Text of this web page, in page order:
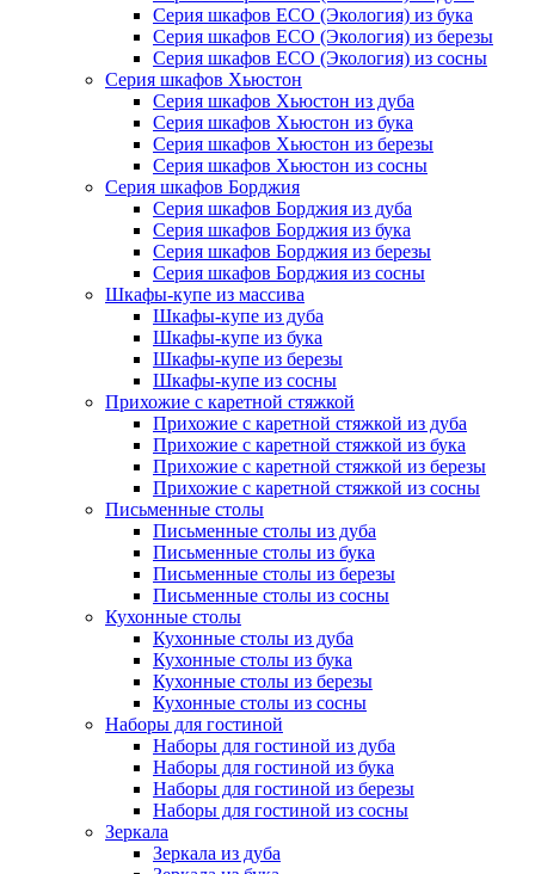
Серия шкафов ECO (Экология) из бука
Серия шкафов ECO (Экология) из березы
Серия шкафов ECO (Экология) из сосны
Серия шкафов Хьюстон
Серия шкафов Хьюстон из дуба
Серия шкафов Хьюстон из бука
Серия шкафов Хьюстон из березы
Серия шкафов Хьюстон из сосны
Серия шкафов Борджия
Серия шкафов Борджия из дуба
Серия шкафов Борджия из бука
Серия шкафов Борджия из березы
Серия шкафов Борджия из сосны
Шкафы-купе из массива
Шкафы-купе из дуба
Шкафы-купе из бука
Шкафы-купе из березы
Шкафы-купе из сосны
Прихожие с каретной стяжкой
Прихожие с каретной стяжкой из дуба
Прихожие с каретной стяжкой из бука
Прихожие с каретной стяжкой из березы
Прихожие с каретной стяжкой из сосны
Письменные столы
Письменные столы из дуба
Письменные столы из бука
Письменные столы из березы
Письменные столы из сосны
Кухонные столы
Кухонные столы из дуба
Кухонные столы из бука
Кухонные столы из березы
Кухонные столы из сосны
Наборы для гостиной
Наборы для гостиной из дуба
Наборы для гостиной из бука
Наборы для гостиной из березы
Наборы для гостиной из сосны
Зеркала
Зеркала из дуба